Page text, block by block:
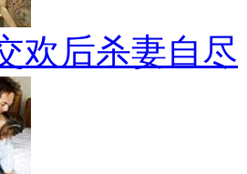
欢后杀妻自尽